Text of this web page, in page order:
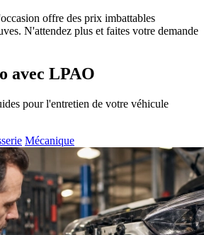
offre des prix imbattables
N'attendez plus et faites votre demande
avec LPAO
pour l'entretien de votre véhicule
Mécanique